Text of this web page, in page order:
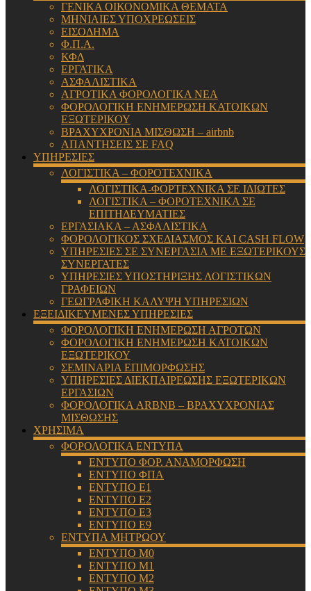
ΓΕΝΙΚΑ ΟΙΚΟΝΟΜΙΚΑ ΘΕΜΑΤΑ
ΜΗΝΙΑΙΕΣ ΥΠΟΧΡΕΩΣΕΙΣ
ΕΙΣΟΔΗΜΑ
Φ.Π.Α.
ΚΦΔ
ΕΡΓΑΤΙΚΑ
ΑΣΦΑΛΙΣΤΙΚΑ
ΑΓΡΟΤΙΚΑ ΦΟΡΟΛΟΓΙΚΑ ΝΕΑ
ΦΟΡΟΛΟΓΙΚΗ ΕΝΗΜΕΡΩΣΗ ΚΑΤΟΙΚΩΝ
ΕΞΩΤΕΡΙΚΟΥ
ΒΡΑΧΥΧΡΟΝΙΑ ΜΙΣΘΩΣΗ – airbnb
ΑΠΑΝΤΗΣΕΙΣ ΣΕ FAQ
ΥΠΗΡΕΣΙΕΣ
ΛΟΓΙΣΤΙΚΑ – ΦΟΡΟΤΕΧΝΙΚΑ
ΛΟΓΙΣΤΙΚΑ-ΦΟΡΤΕΧΝΙΚΑ ΣΕ ΙΔΙΩΤΕΣ
ΛΟΓΙΣΤΙΚΑ – ΦΟΡΟΤΕΧΝΙΚΑ ΣΕ
ΕΠΙΤΗΔΕΥΜΑΤΙΕΣ
ΕΡΓΑΣΙΑΚΑ – ΑΣΦΑΛΙΣΤΙΚΑ
ΦΟΡΟΛΟΓΙΚΟΣ ΣΧΕΔΙΑΣΜΟΣ ΚΑΙ CASH FLOW
ΥΠΗΡΕΣΙΕΣ ΣΕ ΣΥΝΕΡΓΑΣΙΑ ΜΕ ΕΞΩΤΕΡΙΚΟΥΣ
ΣΥΝΕΡΓΑΤΕΣ
ΥΠΗΡΕΣΙΕΣ ΥΠΟΣΤΗΡΙΞΗΣ ΛΟΓΙΣΤΙΚΩΝ
ΓΡΑΦΕΙΩΝ
ΓΕΩΓΡΑΦΙΚΗ ΚΑΛΥΨΗ ΥΠΗΡΕΣΙΩΝ
ΕΞΕΙΔΙΚΕΥΜΕΝΕΣ ΥΠΗΡΕΣΙΕΣ
ΦΟΡΟΛΟΓΙΚΗ ΕΝΗΜΕΡΩΣΗ ΑΓΡΟΤΩΝ
ΦΟΡΟΛΟΓΙΚΗ ΕΝΗΜΕΡΩΣΗ ΚΑΤΟΙΚΩΝ
ΕΞΩΤΕΡΙΚΟΥ
ΣΕΜΙΝΑΡΙΑ ΕΠΙΜΟΡΦΩΣΗΣ
ΥΠΗΡΕΣΙΕΣ ΔΙΕΚΠΑΙΡΕΩΣΗΣ ΕΞΩΤΕΡΙΚΩΝ
ΕΡΓΑΣΙΩΝ
ΦΟΡΟΛΟΓΙΚΑ ARBNB – ΒΡΑΧΥΧΡΟΝΙΑΣ
ΜΙΣΘΩΣΗΣ
ΧΡΗΣΙΜΑ
ΦΟΡΟΛΟΓΙΚΑ ΕΝΤΥΠΑ
ΕΝΤΥΠΟ ΦΟΡ. ΑΝΑΜΟΡΦΩΣΗ
ΕΝΤΥΠΟ ΦΠΑ
ΕΝΤΥΠΟ Ε1
ΕΝΤΥΠΟ Ε2
ΕΝΤΥΠΟ Ε3
ΕΝΤΥΠΟ Ε9
ΕΝΤΥΠΑ ΜΗΤΡΩΟΥ
ΕΝΤΥΠΟ Μ0
ΕΝΤΥΠΟ Μ1
ΕΝΤΥΠΟ Μ2